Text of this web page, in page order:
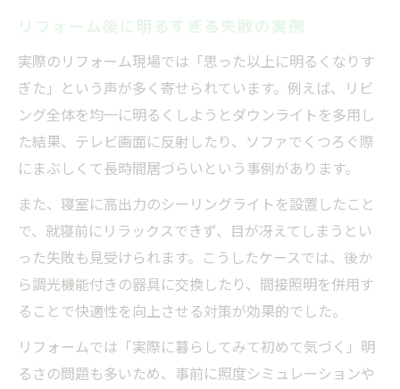
リフォーム後に明るすぎる失敗の実例
実際のリフォーム現場では「思った以上に明るくなりす
ぎた」という声が多く寄せられています。例えば、リビ
ング全体を均一に明るくしようとダウンライトを多用し
た結果、テレビ画面に反射したり、ソファでくつろぐ際
にまぶしくて長時間居づらいという事例があります。
また、寝室に高出力のシーリングライトを設置したこと
で、就寝前にリラックスできず、目が冴えてしまうとい
った失敗も見受けられます。こうしたケースでは、後か
ら調光機能付きの器具に交換したり、間接照明を併用す
ることで快適性を向上させる対策が効果的でした。
リフォームでは「実際に暮らしてみて初めて気づく」明
るさの問題も多いため、事前に照度シミュレーションや